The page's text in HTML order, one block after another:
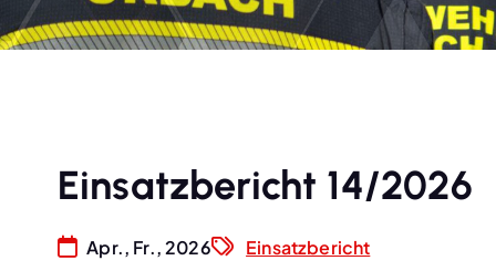
Einsatzbericht 14/2026
Apr., Fr., 2026 Einsatzbericht